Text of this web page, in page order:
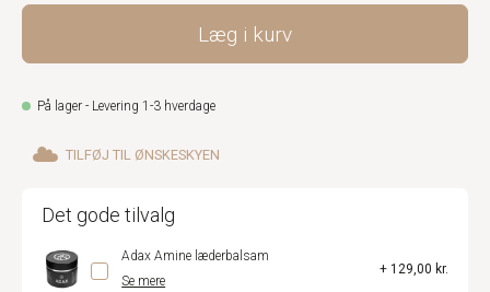
Læg i kurv
På lager - Levering 1-3 hverdage
TILFØJ TIL ØNSKESKYEN
Det gode tilvalg
Adax Amine læderbalsam
Se mere
+ 129,00 kr.